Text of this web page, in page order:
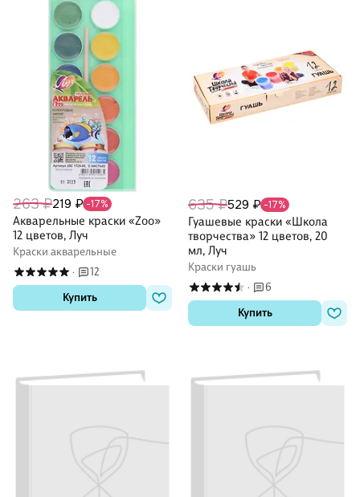
263 ₽219 ₽ -17%
Акварельные краски «Zоо»
12 цветов, Луч
Краски акварельные
·
12
Купить
635 ₽529 ₽ -17%
Гуашевые краски «Школа
творчества» 12 цветов, 20
мл, Луч
Краски гуашь
·
6
Купить